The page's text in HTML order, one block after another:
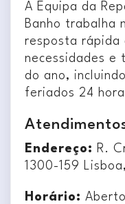
A Equipa da
Banho trabalha
resposta rápida
necessidades e
do ano,
feriados 24
Endereço: R.
1300-159
Horário: